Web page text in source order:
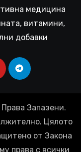
медицина
витамини,
добавки
Запазени.
Цялото
от Закона
права с всички